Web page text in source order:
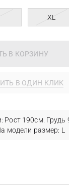
XL
В КОРЗИНУ
В ОДИН КЛИК
190см. Грудь
модели размер: L